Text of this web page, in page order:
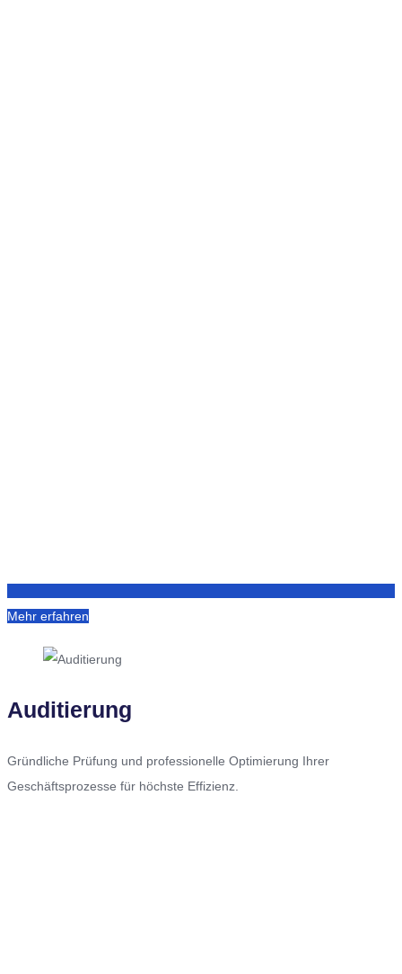
Mehr erfahren
Auditierung
Gründliche Prüfung und professionelle Optimierung Ihrer
Geschäftsprozesse für höchste Effizienz.